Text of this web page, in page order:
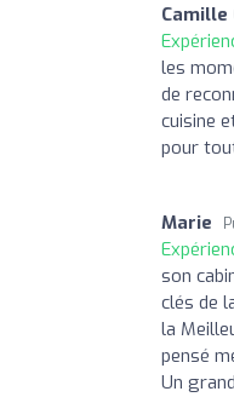
Camille
les
de
cuisine
pour
Marie
son
clés de
la
pensé
Un